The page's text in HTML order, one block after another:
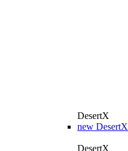
DesertX
new DesertX
DesertX